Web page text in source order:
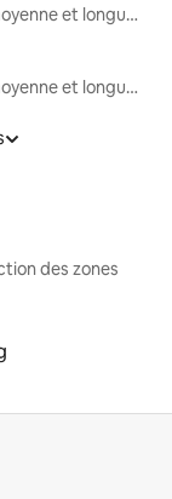
Locations moyenne et longue durée
Locations moyenne et longue durée
des zones